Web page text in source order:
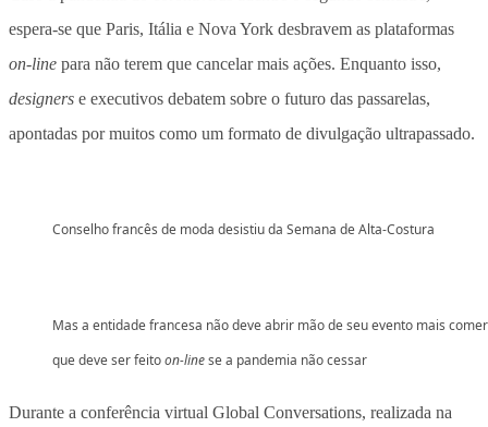
espera-se que Paris, Itália e Nova York desbravem as plataformas
on-line para não terem que cancelar mais ações. Enquanto isso,
designers e executivos debatem sobre o futuro das passarelas,
apontadas por muitos como um formato de divulgação ultrapassado.
Conselho francês de moda desistiu da Semana de Alta-Costura
Mas a entidade francesa não deve abrir mão de seu evento mais
que deve ser feitoon-linese a pandemia não cessar
Durante a conferência virtual Global Conversations, realizada na